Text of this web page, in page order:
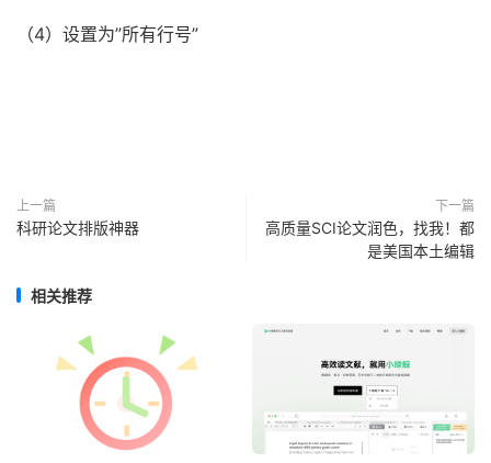
（4） 设置为”所有行号”
上一篇
科研论文排版神器
下一篇
高质量SCI论文润色，找我！都
是美国本土编辑
相关推荐